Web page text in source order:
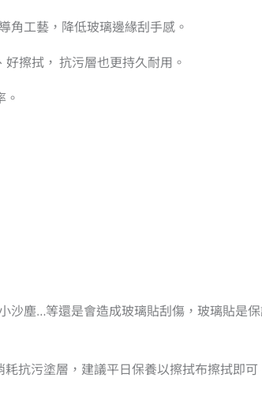
角工藝，降低玻璃邊緣刮手感。
擦拭， 抗污層也更持久耐用。
塵…等還是會造成玻璃貼刮傷，玻璃貼是
抗污塗層，建議平日保養以擦拭布擦拭即可